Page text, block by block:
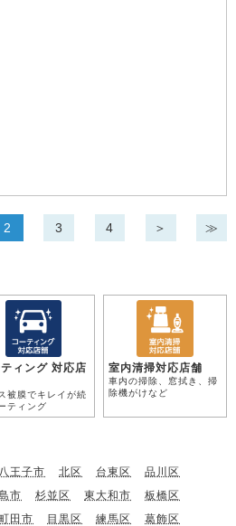
2 3 4 ＞ ≫
ティング 対応店
被膜でキレイが続
ティング
室内清掃対応店舗
車内の掃除、窓拭き、掃
除機がけなど
八王子市 北区 台東区
品川区
市 杉並区 東大和市
板橋区
田市 目黒区 練馬区
葛飾区